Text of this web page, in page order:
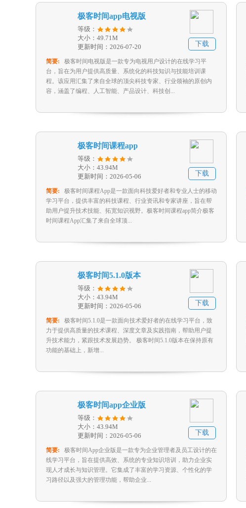
极客时间app电视版
等级：
大小：49.71M
更新时间：2026-07-20
下载
简要:
极客时间电视版是一款专为电视用户设计的在线学习平
台，旨在为用户提供高质量、系统化的科技知识与技能培训课
程。该应用汇集了来自全球的顶尖科技专家、行业领袖的原创内
容，涵盖了编程、人工智能、产品设计、科技创...
极客时间课程app
等级：
大小：43.94M
更新时间：2026-05-06
下载
简要:
极客时间课程App是一款面向科技爱好者和专业人士的移动
学习平台，提供丰富的科技课程、行业资讯和专家讲座，旨在帮
助用户提升技术技能、拓宽知识视野。极客时间课程app简介极客
时间课程App汇集了来自全球顶...
极客时间5.1.0版本
等级：
大小：43.94M
更新时间：2026-05-06
下载
简要:
极客时间5.1.0是一款面向技术爱好者的在线学习平台，致
力于提供高质量的技术课程、深度文章及实践指南，帮助用户提
升技术能力，紧跟技术发展趋势。 极客时间5.1.0版本在保持原有
功能的基础上，新增...
极客时间app企业版
等级：
大小：43.94M
更新时间：2026-05-06
下载
简要:
极客时间App企业版是一款专为企业管理者及员工设计的在
线学习平台，旨在提供高效、系统的专业知识培训，助力企业实
现人才成长与知识管理。它集成了丰富的学习资源、个性化的学
习路径以及强大的管理功能，帮助企业...